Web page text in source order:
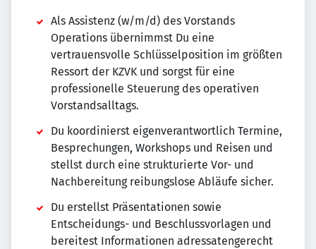
Als Assistenz (w/m/d) des Vorstands
Operations übernimmst Du eine
vertrauensvolle Schlüsselposition im größten
Ressort der KZVK und sorgst für eine
professionelle Steuerung des operativen
Vorstandsalltags.
Du koordinierst eigenverantwortlich Termine,
Besprechungen, Workshops und Reisen und
stellst durch eine strukturierte Vor- und
Nachbereitung reibungslose Abläufe sicher.
Du erstellst Präsentationen sowie
Entscheidungs- und Beschlussvorlagen und
bereitest Informationen adressatengerecht